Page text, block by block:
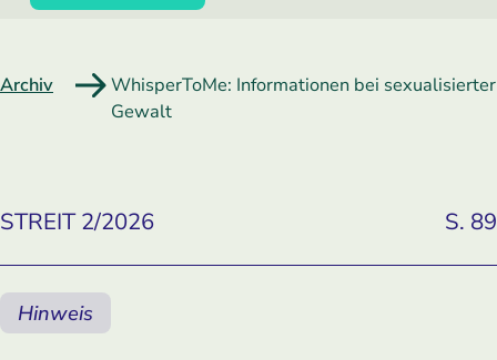
Archiv
WhisperToMe: Informationen bei sexualisierter
Gewalt
STREIT 2/2026 S. 89
Hinweis